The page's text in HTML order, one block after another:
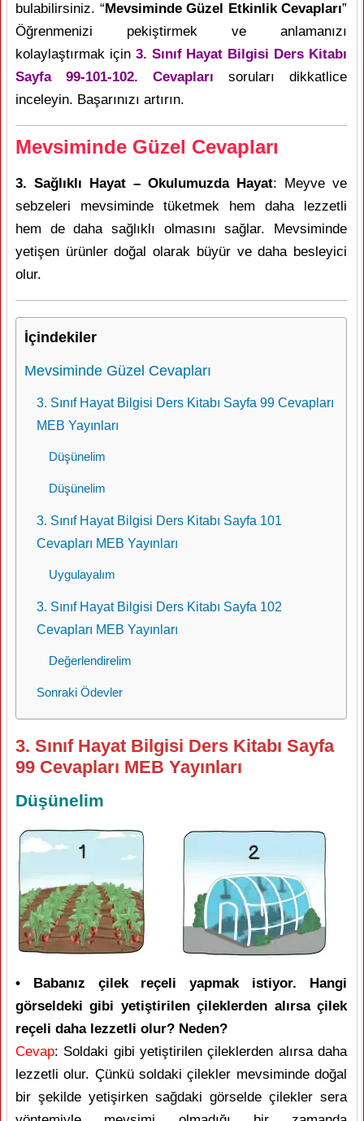
bulabilirsiniz. “Mevsiminde Güzel Etkinlik Cevapları”
Öğrenmenizi pekiştirmek ve anlamanızı
kolaylaştırmak için 3. Sınıf Hayat Bilgisi Ders Kitabı
Sayfa 99-101-102. Cevapları soruları dikkatlice
inceleyin. Başarınızı artırın.
Mevsiminde Güzel Cevapları
3. Sağlıklı Hayat – Okulumuzda Hayat: Meyve ve
sebzeleri mevsiminde tüketmek hem daha lezzetli
hem de daha sağlıklı olmasını sağlar. Mevsiminde
yetişen ürünler doğal olarak büyür ve daha besleyici
olur.
İçindekiler
Mevsiminde Güzel Cevapları
3. Sınıf Hayat Bilgisi Ders Kitabı Sayfa 99 Cevapları
MEB Yayınları
Düşünelim
Düşünelim
3. Sınıf Hayat Bilgisi Ders Kitabı Sayfa 101
Cevapları MEB Yayınları
Uygulayalım
3. Sınıf Hayat Bilgisi Ders Kitabı Sayfa 102
Cevapları MEB Yayınları
Değerlendirelim
Sonraki Ödevler
3. Sınıf Hayat Bilgisi Ders Kitabı Sayfa
99 Cevapları MEB Yayınları
Düşünelim
• Babanız çilek reçeli yapmak istiyor. Hangi
görseldeki gibi yetiştirilen çileklerden alırsa çilek
reçeli daha lezzetli olur? Neden?
Cevap: Soldaki gibi yetiştirilen çileklerden alırsa daha
lezzetli olur. Çünkü soldaki çilekler mevsiminde doğal
bir şekilde yetişirken sağdaki görselde çilekler sera